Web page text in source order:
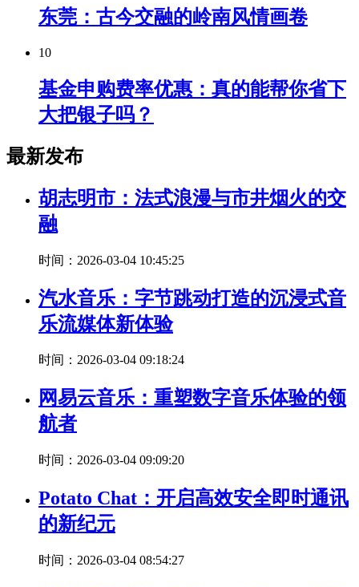
东莞：古今交融的岭南风情画卷
10
基金申购费率优惠：真的能帮你省下
大把银子吗？
最新发布
胡志明市：法式浪漫与市井烟火的交
融
时间：2026-03-04 10:45:25
汽水音乐：字节跳动打造的沉浸式音
乐流媒体新体验
时间：2026-03-04 09:18:24
网易云音乐：重塑数字音乐体验的领
航者
时间：2026-03-04 09:09:20
Potato Chat：开启高效安全即时通讯
的新纪元
时间：2026-03-04 08:54:27